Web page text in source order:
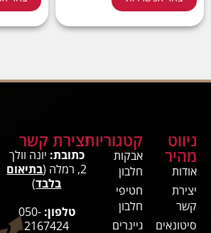
ניווט
מהיר
אודות
יצירת
קשר
סיטונאים
קטגוריות
אבקות
חלבון
חטיפי
חלבון
גיינרים
יצירת קשר
כתובת: יונה וולך
2, רמלה (
בתיאום
בלבד)
טלפון: 050-
2167424